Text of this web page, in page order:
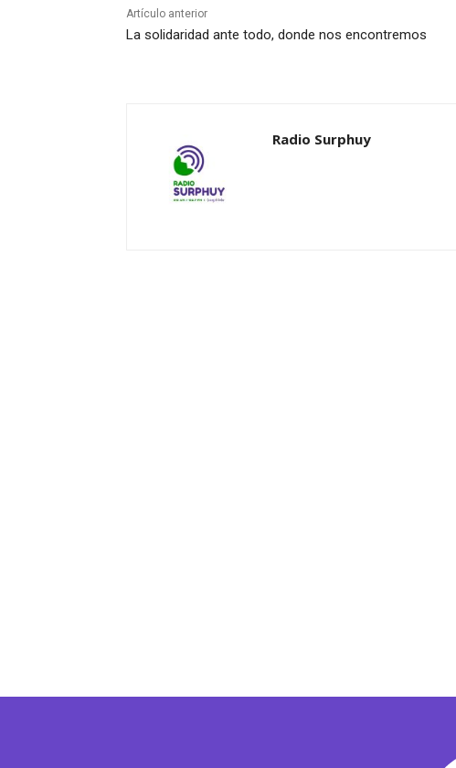
Artículo anterior
La solidaridad ante todo, donde nos encontremos
Radio Surphuy